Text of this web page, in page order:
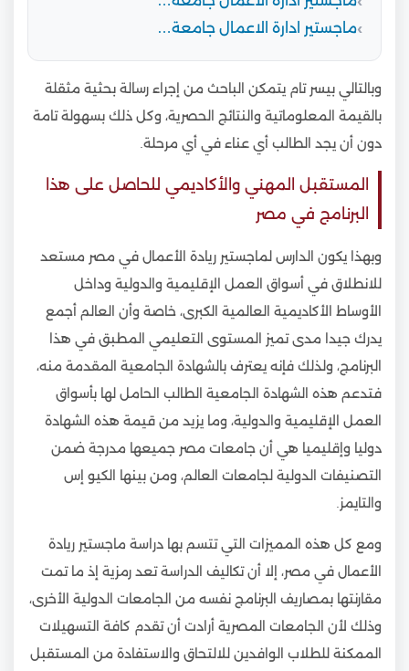
ماجستير ادارة الاعمال جامعة…
وبالتالي بيسر تام يتمكن الباحث من إجراء رسالة بحثية مثقلة
بالقيمة المعلوماتية والنتائج الحصرية، وكل ذلك بسهولة تامة
دون أن يجد الطالب أي عناء في أي مرحلة.
المستقبل المهني والأكاديمي للحاصل على هذا
البرنامج في مصر
وبهذا يكون الدارس لماجستير ريادة الأعمال في مصر مستعد
للانطلاق في أسواق العمل الإقليمية والدولية وداخل
الأوساط الأكاديمية العالمية الكبرى، خاصة وأن العالم أجمع
يدرك جيدا مدى تميز المستوى التعليمي المطبق في هذا
البرنامج، ولذلك فإنه يعترف بالشهادة الجامعية المقدمة منه،
فتدعم هذه الشهادة الجامعية الطالب الحامل لها بأسواق
العمل الإقليمية والدولية، وما يزيد من قيمة هذه الشهادة
دوليا وإقليميا هي أن جامعات مصر جميعها مدرجة ضمن
التصنيفات الدولية لجامعات العالم، ومن بينها الكيو إس
والتايمز.
ومع كل هذه المميزات التي تتسم بها دراسة ماجستير ريادة
الأعمال في مصر، إلا أن تكاليف الدراسة تعد رمزية إذ ما تمت
مقارنتها بمصاريف البرنامج نفسه من الجامعات الدولية الأخرى،
وذلك لأن الجامعات المصرية أرادت أن تقدم كافة التسهيلات
الممكنة للطلاب الوافدين للالتحاق والاستفادة من المستقبل